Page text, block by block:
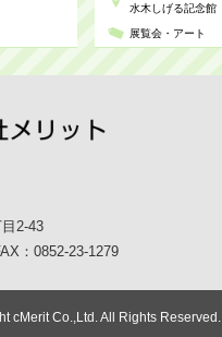
水木しげる記念館
展覧会・アート
2-43
：0852-23-1279
cMerit Co.,Ltd. All Rights Reserved.